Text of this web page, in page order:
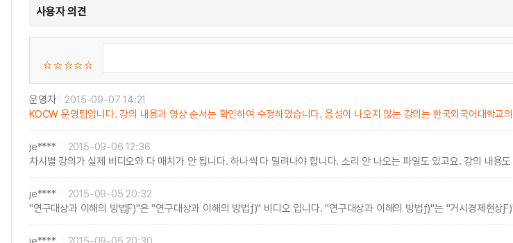
사용자 의견
운영자
2015-09-07 14:21
KOCW 운영팀입니다. 강의 내용과 영상 순서는 확인하여 수정하였습니다. 음성이 나오지 않는 강의는 한국외국어대학교
je****
2015-09-06 12:36
차시별 강의가 실제 비디오와 다 매치가 안 됩니다. 하나씩 다 밀려나야 합니다. 소리 안 나오는 파일도 있고요. 강의 내용
je****
2015-09-05 20:32
"연구대상과 이해의 방법Ƒ)"은 "연구대상과 이해의 방법ƒ)" 비디오 입니다. "연구대상과 이해의 방법ƒ)"는 "거시경제현상